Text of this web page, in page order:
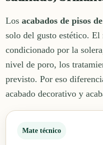
Los acabados de pisos
solo del gusto estético. El
condicionado por la
nivel de poro, los
previsto. Por eso
acabado decorativo y
Mate técnico